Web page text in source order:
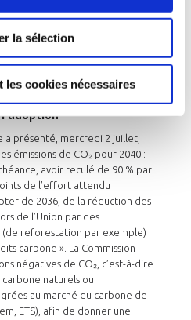
la sélection
les cookies nécessaires
introduit des
de réduction de
CO₂ en 2040, dans
a présenté, mercredi 2 juillet,
émissions de CO₂ pour 2040 :
avoir reculé de 90 % par
de l’effort attendu
de 2036, de la réduction des
de l’Union par des
(de reforestation par exemple)
carbone ». La Commission
négatives de CO₂, c’est-à-dire
naturels ou
au marché du carbone de
ETS), afin de donner une